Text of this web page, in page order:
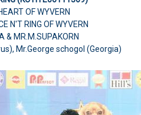
OF WYVERN
N'T RING OF WYVERN
& MR.M.SUPAKORN
Mr.George schogol (Georgia)